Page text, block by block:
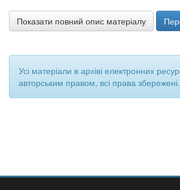
Показати повний опис матеріалу
Усі матеріали в архіві електронних
авторським правом, всі права збережені.